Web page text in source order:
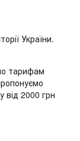
України.
тарифам
від 2000 грн